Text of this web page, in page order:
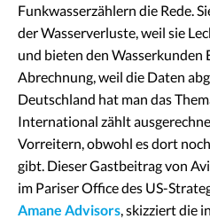
Funkwasserzählern die Rede.
der Wasserverluste, weil sie
und bieten den Wasserkunden
Abrechnung, weil die Daten
Deutschland hat man das
International zählt
Vorreitern, obwohl es dort
gibt. Dieser Gastbeitrag von
im Pariser Office des US-
Amane Advisors, skizziert die